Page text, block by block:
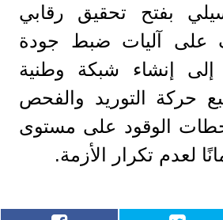
بفتح تحقيق رقابي
على آليات ضبط جودة
إلى إنشاء شبكة وطنية
حركة التوريد والفحص
الوقود على مستوى
لعدم تكرار الأزمة.